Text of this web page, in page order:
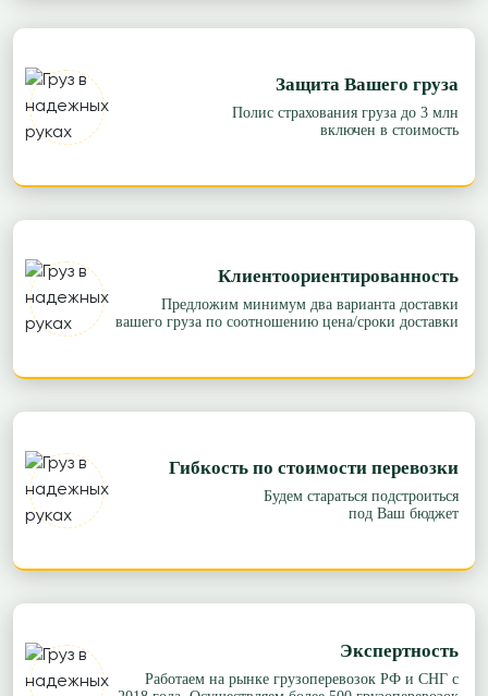
Защита Вашего груза
Полис страхования груза до 3 млн
включен в стоимость
Клиентоориентированность
Предложим минимум два варианта доставки
вашего груза по соотношению цена/сроки доставки
Гибкость по стоимости перевозки
Будем стараться подстроиться
под Ваш бюджет
Экспертность
Работаем на рынке грузоперевозок РФ и СНГ с